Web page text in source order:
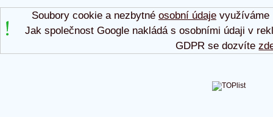
Soubory cookie a nezbytné osobní údajevyužíváme
Jak společnost Google nakládá s osobními údaji v
GDPR se dozvíte